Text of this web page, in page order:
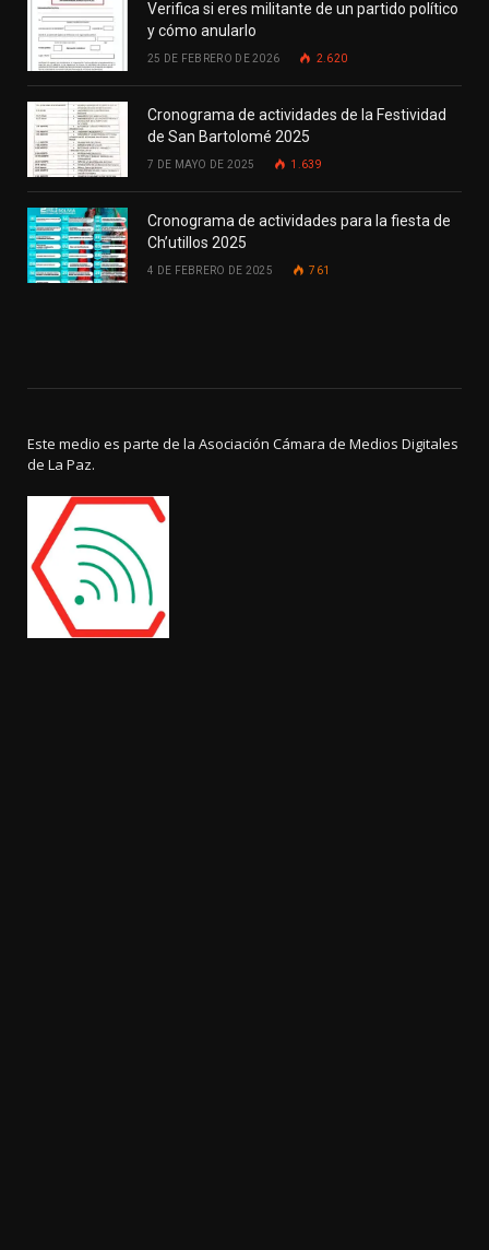
Verifica si eres militante de un partido político
y cómo anularlo
25 DE FEBRERO DE 2026 2.620
Cronograma de actividades de la Festividad
de San Bartolomé 2025
7 DE MAYO DE 2025 1.639
Cronograma de actividades para la fiesta de
Ch’utillos 2025
4 DE FEBRERO DE 2025 761
Este medio es parte de la Asociación Cámara de Medios Digitales
de La Paz.